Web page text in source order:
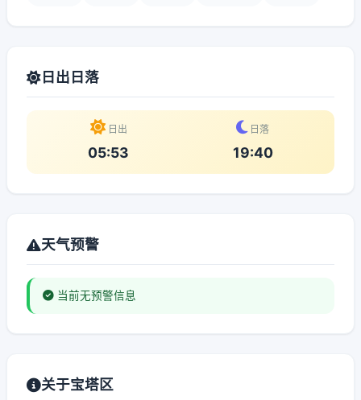
日出日落
日出
05:53
日落
19:40
天气预警
当前无预警信息
关于宝塔区